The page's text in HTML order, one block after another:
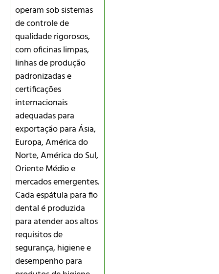
operam sob sistemas
de controle de
qualidade rigorosos,
com oficinas limpas,
linhas de produção
padronizadas e
certificações
internacionais
adequadas para
exportação para Ásia,
Europa, América do
Norte, América do Sul,
Oriente Médio e
mercados emergentes.
Cada espátula para fio
dental é produzida
para atender aos altos
requisitos de
segurança, higiene e
desempenho para